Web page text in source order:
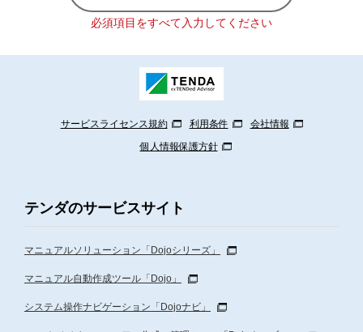
お預かりした個人情報は、第三者への提供は致しません。
ただし、以下の場合には提供する場合があります。
b）貴殿及び/又は公衆の生命、健康、財産などの重大な利
益を保護するために必要な場合で、貴殿の同意を得ること
c）公衆衛生の向上又は自動の健全な育成のために特に必
要がある場合で、貴殿の同意を得ることが困難であるとき
がある場合に、貴殿の同意を得ることによって当該事務の
遂行に支障を及ぼすおそれがあるとき
を外部に委託する場合があります。
必須項目をすべて入力してください
サービスライセンス規約 利用条件
会社情報
個人情報保護方針
テンダのサービスサイト
マニュアルソリューション「Dojoシリーズ」
マニュアル自動作成ツール「Dojo」
システム操作ナビゲーション「Dojoナビ」